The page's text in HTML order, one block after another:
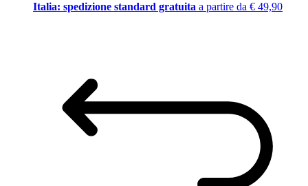
Italia: spedizione standard gratuita a partire da € 49,90